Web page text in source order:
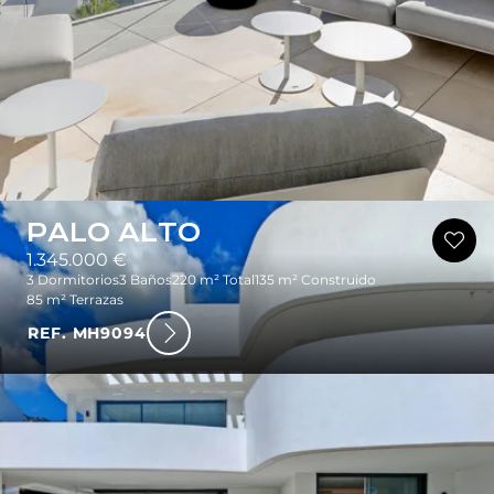
PALO ALTO
1.345.000 €
3 Dormitorios3 Baños220 m² Total135 m² Construido
85 m² Terrazas
REF. MH9094